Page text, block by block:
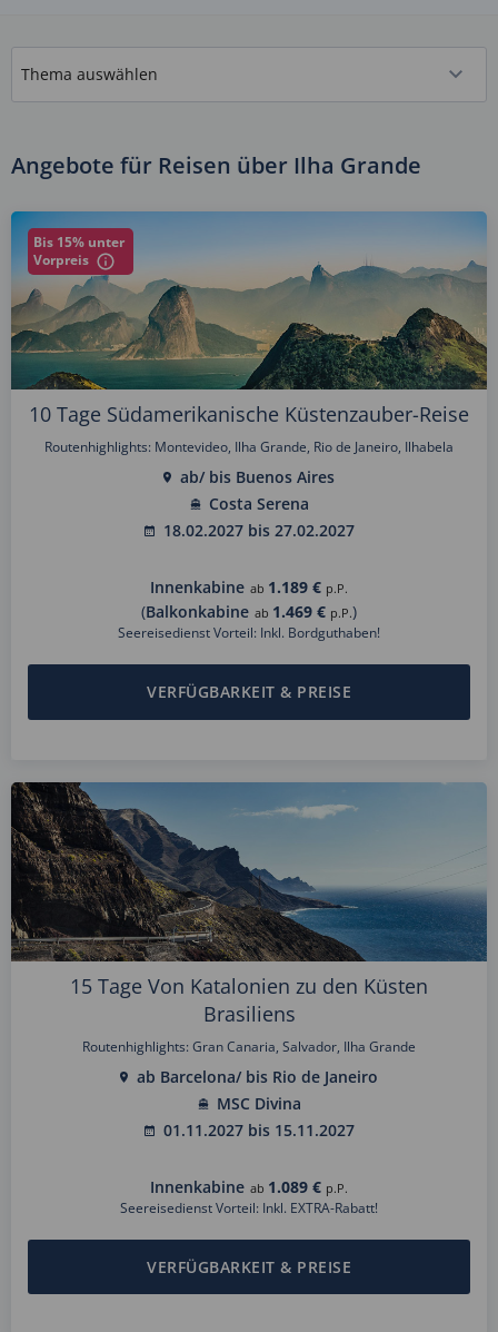
Angebote für Reisen über Ilha Grande
Bis 15% unter
Vorpreis
10 Tage Südamerikanische Küstenzauber-Reise
Routenhighlights: Montevideo, Ilha Grande, Rio de Janeiro, Ilhabela
ab/ bis Buenos Aires
Costa Serena
18.02.2027 bis 27.02.2027
Innenkabine ab 1.189 € p.P.
(Balkonkabine ab 1.469 € p.P.)
Seereisedienst Vorteil: Inkl. Bordguthaben!
VERFÜGBARKEIT & PREISE
15 Tage Von Katalonien zu den Küsten
Brasiliens
Routenhighlights: Gran Canaria, Salvador, Ilha Grande
ab Barcelona/ bis Rio de Janeiro
MSC Divina
01.11.2027 bis 15.11.2027
Innenkabine ab 1.089 € p.P.
Seereisedienst Vorteil: Inkl. EXTRA-Rabatt!
VERFÜGBARKEIT & PREISE